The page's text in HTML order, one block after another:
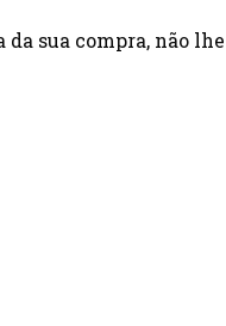
sua compra, não